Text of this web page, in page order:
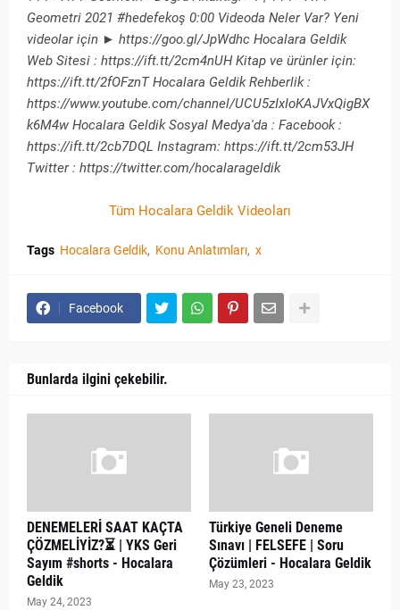
Geometri 2021 #hedefekoş 0:00 Videoda Neler Var? Yeni
videolar için ► https://goo.gl/JpWdhc Hocalara Geldik
Web Sitesi : https://ift.tt/2cm4nUH Kitap ve ürünler için:
https://ift.tt/2fOFznT Hocalara Geldik Rehberlik :
https://www.youtube.com/channel/UCU5zIxIoKAJVxQigBX
k6M4w Hocalara Geldik Sosyal Medya'da : Facebook :
https://ift.tt/2cb7DQL Instagram: https://ift.tt/2cm53JH
Twitter : https://twitter.com/hocalarageldik
Tüm Hocalara Geldik Videoları
Tags Hocalara Geldik Konu Anlatımları x
Facebook
Bunlarda ilgini çekebilir.
DENEMELERİ SAAT KAÇTA
ÇÖZMELİYİZ?⏳ | YKS Geri
Sayım #shorts - Hocalara
Geldik
May 24, 2023
Türkiye Geneli Deneme
Sınavı | FELSEFE | Soru
Çözümleri - Hocalara Geldik
May 23, 2023